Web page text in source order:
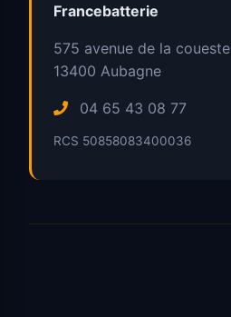
Francebatterie
575 avenue de la coueste
13400 Aubagne
04 65 43 08 77
RCS 50858083400036